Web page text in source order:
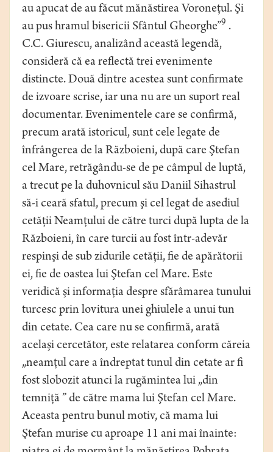
au apucat de au făcut mănăstirea Voroneţul. Şi
au pus hramul bisericii Sfântul Gheorghe”9 .
C.C. Giurescu, analizând această legendă,
consideră că ea reflectă trei evenimente
distincte. Două dintre acestea sunt confirmate
de izvoare scrise, iar una nu are un suport real
documentar. Evenimentele care se confirmă,
precum arată istoricul, sunt cele legate de
înfrângerea de la Războieni, după care Ştefan
cel Mare, retrăgându-se de pe câmpul de luptă,
a trecut pe la duhovnicul său Daniil Sihastrul
să-i ceară sfatul, precum şi cel legat de asediul
cetăţii Neamţului de către turci după lupta de la
Războieni, în care turcii au fost într-adevăr
respinşi de sub zidurile cetăţii, fie de apărătorii
ei, fie de oastea lui Ştefan cel Mare. Este
veridică şi informaţia despre sfărâmarea tunului
turcesc prin lovitura unei ghiulele a unui tun
din cetate. Cea care nu se confirmă, arată
acelaşi cercetător, este relatarea conform căreia
„neamţul care a îndreptat tunul din cetate ar fi
fost slobozit atunci la rugămintea lui „din
temniţă ” de către mama lui Ştefan cel Mare.
Aceasta pentru bunul motiv, că mama lui
Ştefan murise cu aproape 11 ani mai înainte: